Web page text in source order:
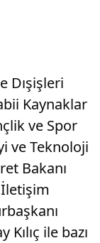
Dışişleri
Kaynaklar
ve Spor
ve Teknoloji
Bakanı
ile bazı